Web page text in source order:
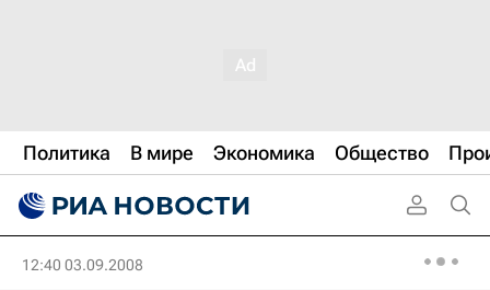
Политика В мире Экономика Общество
12:40 03.09.2008